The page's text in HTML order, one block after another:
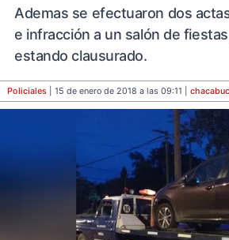
Ademas se efectuaron dos
e infracción a un salón de
estando clausurado.
Policiales | 15 de enero de 2018 a las 09:11 |